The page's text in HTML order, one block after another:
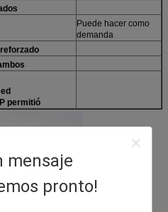
mensaje
pronto!
Puede hacer como
demanda
permitió